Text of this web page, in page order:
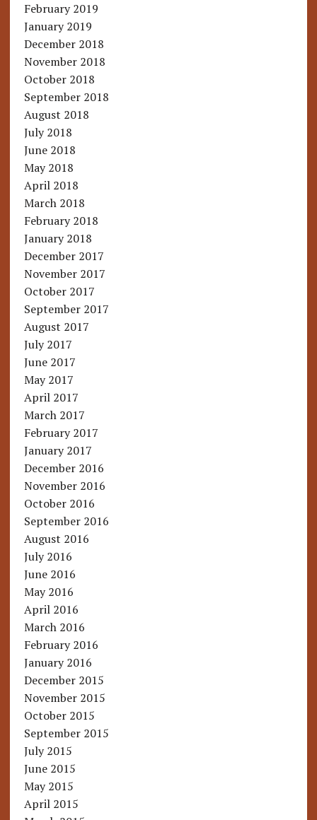
February 2019
January 2019
December 2018
November 2018
October 2018
September 2018
August 2018
July 2018
June 2018
May 2018
April 2018
March 2018
February 2018
January 2018
December 2017
November 2017
October 2017
September 2017
August 2017
July 2017
June 2017
May 2017
April 2017
March 2017
February 2017
January 2017
December 2016
November 2016
October 2016
September 2016
August 2016
July 2016
June 2016
May 2016
April 2016
March 2016
February 2016
January 2016
December 2015
November 2015
October 2015
September 2015
July 2015
June 2015
May 2015
April 2015